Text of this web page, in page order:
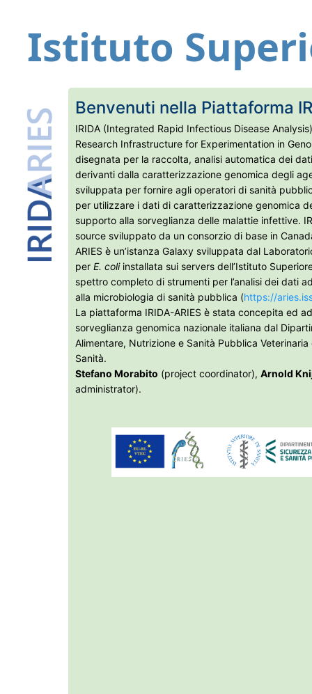
Istituto
Benvenuti nella Piattaforma
IRIDA (Integrated Rapid Infectious Disease
Research Infrastructure for Experimentation in
disegnata per la raccolta, analisi automatica dei
derivanti dalla caratterizzazione genomica degli
sviluppata per fornire agli operatori di sanità
per utilizzare i dati di caratterizzazione genomica
supporto alla sorveglianza delle malattie infettive.
source sviluppato da un consorzio di base in
ARIES è un’istanza Galaxy sviluppata dal
perE. coliinstallata sui servers dell’Istituto
spettro completo di strumenti per l’analisi dei dati
alla microbiologia di sanità pubblica (https://
La piattaforma IRIDA-ARIES è stata concepita ed
sorveglianza genomica nazionale italiana dal
Alimentare, Nutrizione e Sanità Pubblica
Sanità.
Stefano Morabito (project coordinator),Arnold
administrator).